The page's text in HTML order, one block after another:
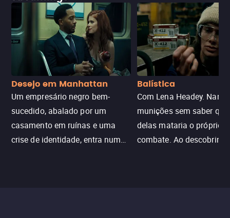
Desejo em Manhattan
Um empresário negro bem-
sucedido, abalado por um
casamento em ruínas e uma
crise de identidade, entra num
Balística
Com Lena Headey.
munições sem saber
delas mataria o próprio
combate. Ao descobrir a